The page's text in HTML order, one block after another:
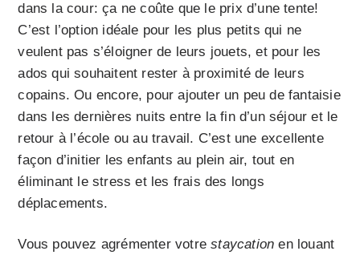
dans la cour: ça ne coûte que le prix d’une tente!
C’est l’option idéale pour les plus petits qui ne
veulent pas s’éloigner de leurs jouets, et pour les
ados qui souhaitent rester à proximité de leurs
copains. Ou encore, pour ajouter un peu de fantaisie
dans les dernières nuits entre la fin d’un séjour et le
retour à l’école ou au travail. C’est une excellente
façon d’initier les enfants au plein air, tout en
éliminant le stress et les frais des longs
déplacements.
Vous pouvez agrémenter votrestaycationen louant